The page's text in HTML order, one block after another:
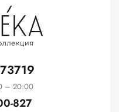
– 20:00
827